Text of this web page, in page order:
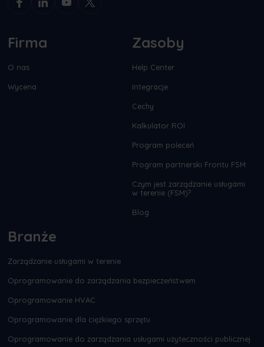
Firma
O nas
Wycena
Zasoby
Help Center
Integracje
Cechy
Kalkulator ROI
Program poleceń
Program partnerski Frontu FSM
Czym jest zarządzanie usługami
w terenie (FSM)?
Blog
Branże
Zarządzanie usługami w terenie
Oprogramowanie do zarządzania bezpieczeństwem
Oprogramowanie HVAC
Oprogramowanie dla ciężkiego sprzętu
Oprogramowanie do zarządzania usługami użyteczności publicznej